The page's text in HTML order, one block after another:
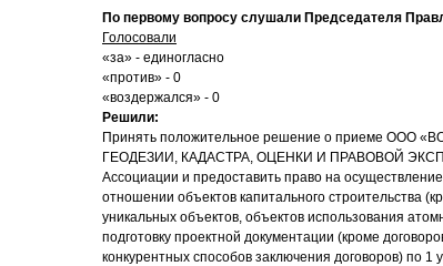
По первому вопросу слушали Председателя
Голосовали
«за» - единогласно
«против» - 0
«воздержался» - 0
Решили:
Принять положительное решение о приеме
ГЕОДЕЗИИ, КАДАСТРА, ОЦЕНКИ И ПРАВОВОЙ
Ассоциации и предоставить право на
отношении объектов капитального строительства
уникальных объектов, объектов использования
подготовку проектной документации (кроме
конкурентных способов заключения договоров) по